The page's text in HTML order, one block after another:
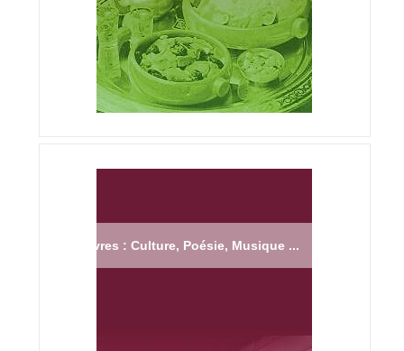
Livres : Culture, Poésie, Musique ...